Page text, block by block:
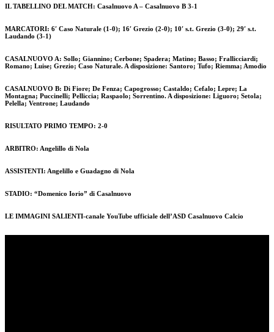
IL TABELLINO DEL MATCH: Casalnuovo A – Casalnuovo B 3-1
MARCATORI: 6′ Caso Naturale (1-0); 16′ Grezio (2-0); 10′ s.t. Grezio (3-0); 29′ s.t.
Laudando (3-1)
CASALNUOVO A: Sollo; Giannino; Cerbone; Spadera; Matino; Basso; Frallicciardi;
Romano; Luise; Grezio; Caso Naturale. A disposizione: Santoro; Tufo; Riemma; Amodio
CASALNUOVO B: Di Fiore; De Fenza; Capogrosso; Castaldo; Cefalo; Lepre; La
Montagna; Puccinelli; Pelliccia; Raspaolo; Sorrentino. A disposizione: Liguoro; Setola;
Pelella; Ventrone; Laudando
RISULTATO PRIMO TEMPO: 2-0
ARBITRO: Angelillo di Nola
ASSISTENTI: Angelillo e Guadagno di Nola
STADIO: “Domenico Iorio” di Casalnuovo
LE IMMAGINI SALIENTI-canale YouTube ufficiale dell’ASD Casalnuovo Calcio